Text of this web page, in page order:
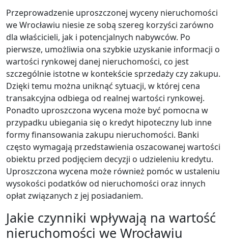
Przeprowadzenie uproszczonej wyceny nieruchomości
we Wrocławiu niesie ze sobą szereg korzyści zarówno
dla właścicieli, jak i potencjalnych nabywców. Po
pierwsze, umożliwia ona szybkie uzyskanie informacji o
wartości rynkowej danej nieruchomości, co jest
szczególnie istotne w kontekście sprzedaży czy zakupu.
Dzięki temu można uniknąć sytuacji, w której cena
transakcyjna odbiega od realnej wartości rynkowej.
Ponadto uproszczona wycena może być pomocna w
przypadku ubiegania się o kredyt hipoteczny lub inne
formy finansowania zakupu nieruchomości. Banki
często wymagają przedstawienia oszacowanej wartości
obiektu przed podjęciem decyzji o udzieleniu kredytu.
Uproszczona wycena może również pomóc w ustaleniu
wysokości podatków od nieruchomości oraz innych
opłat związanych z jej posiadaniem.
Jakie czynniki wpływają na wartość
nieruchomości we Wrocławiu